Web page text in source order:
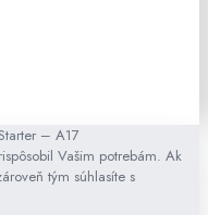
Vašim potrebám. Ak
tým súhlasíte s